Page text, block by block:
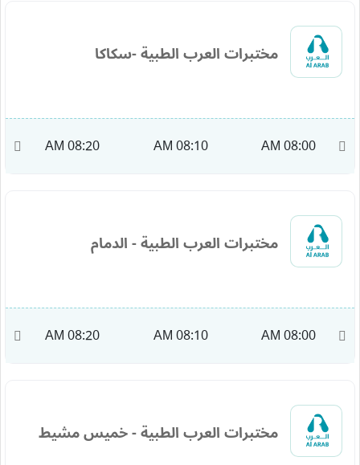
مختبرات العرب الطبية -سكاكا
08:00 AM
08:10 AM
08:20 AM
مختبرات العرب الطبية - الدمام
08:00 AM
08:10 AM
08:20 AM
مختبرات العرب الطبية - خميس مشيط